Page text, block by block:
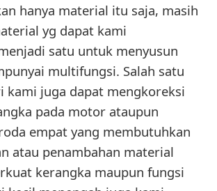
hanya material itu saja, masih
yg dapat kami
satu untuk menyusun
multifungsi. Salah satu
kami juga dapat mengkoreksi
pada motor ataupun
empat yang membutuhkan
atau penambahan material
kerangka maupun fungsi